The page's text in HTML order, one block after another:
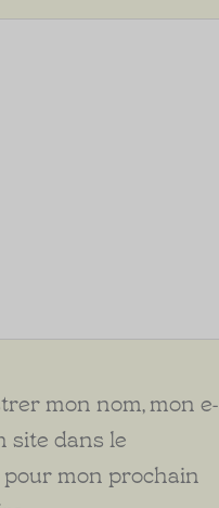
mon nom, mon e-
site dans le
mon prochain